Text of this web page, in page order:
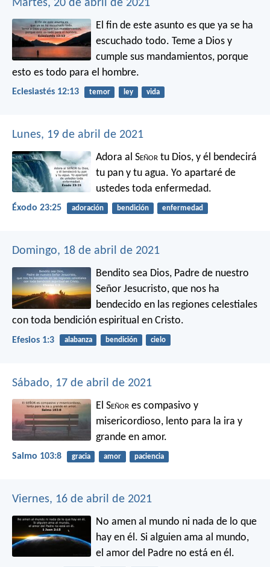
Martes, 20 de abril de 2021
El fin de este asunto es que ya se ha
escuchado todo. Teme a Dios y
cumple sus mandamientos, porque
esto es todo para el hombre.
Eclesiastés 12:13 temor ley vida
Lunes, 19 de abril de 2021
Adora al Señor tu Dios, y él bendecirá
tu pan y tu agua. Yo apartaré de
ustedes toda enfermedad.
Éxodo 23:25 adoración bendición enfermedad
Domingo, 18 de abril de 2021
Bendito sea Dios, Padre de nuestro
Señor Jesucristo, que nos ha
bendecido en las regiones celestiales
con toda bendición espiritual en Cristo.
Efesios 1:3 alabanza bendición cielo
Sábado, 17 de abril de 2021
El Señor es compasivo y
misericordioso, lento para la ira y
grande en amor.
Salmo 103:8 gracia amor paciencia
Viernes, 16 de abril de 2021
No amen al mundo ni nada de lo que
hay en él. Si alguien ama al mundo,
el amor del Padre no está en él.